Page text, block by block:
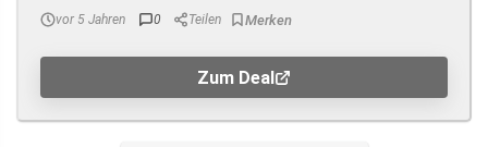
vor 5 Jahren 0 Teilen
Zum Deal